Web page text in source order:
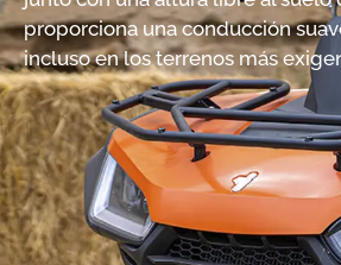
proporciona una conducción
incluso en los terrenos más